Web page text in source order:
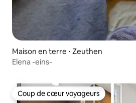
Maison en terre ⋅ Zeuthen
Elena -eins-
Coup de cœur voyageurs
Coup de cœur voyageurs